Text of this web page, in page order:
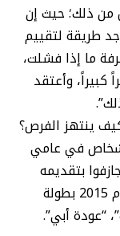
من ذلك؛ حيث إن
طريقة لتقييم
ما إذا فشلت،
كبيراً، وأعتقد
ينتهز الفرص؟
في عامي
وجازفوا بتقديمه
في السينما مرة أخرى؛ حيث جسد في عام 2015 بطولة
“عودة أبي”.